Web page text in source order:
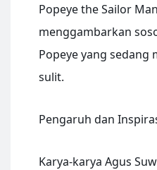
Popeye the Sailor
menggambarkan
Popeye yang sedang
sulit.
Pengaruh dan
Karya-karya Agus